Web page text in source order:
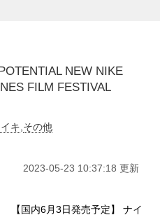
NEW NIKE
FILM FESTIVAL
キ その他
2023-05-23 10:37:18 更新
【国内6月3日発売予定】 ナイ